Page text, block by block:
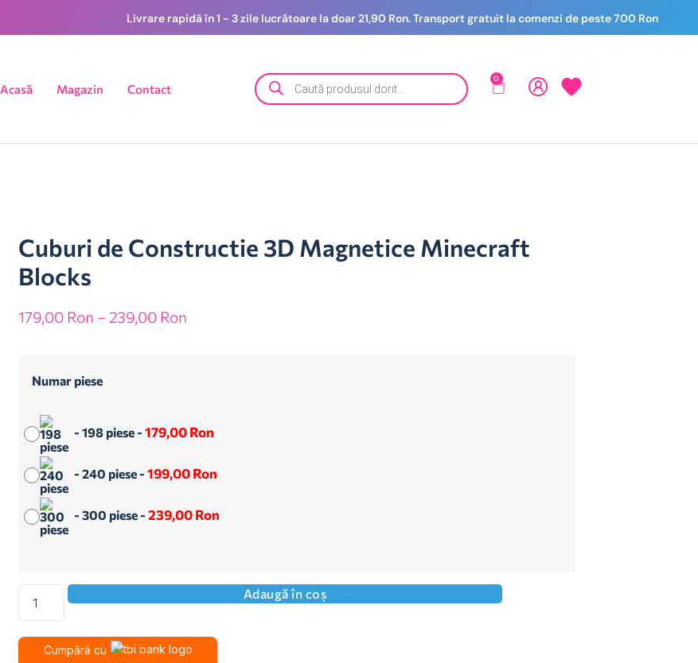
Livrare rapidă în 1 - 3 zile lucrătoare la doar 21,90 Ron. Transport gratuit la comenzi de peste 700 Ron
Acasă Magazin Contact
0
Cuburi de Constructie 3D Magnetice Minecraft
Blocks
179,00 Ron – 239,00 Ron
Numar piese
- 198 piese- 179,00Ron
- 240 piese- 199,00Ron
- 300 piese- 239,00Ron
Adaugă în coș
Cumpără cu